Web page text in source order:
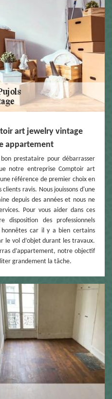
art jewelry vintage
appartement
prestataire pour débarrasser
notre entreprise Comptoir art
référence de premier choix en
ravis. Nous jouissons d'une
depuis des années et nous ne
Pour vous aider dans ces
disposition des professionnels
car il y a bien certains
le vol d’objet durant les travaux.
d’appartement, notre objectif
grandement la tâche.